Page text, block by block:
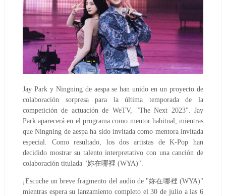
Jay Park y Ningning de aespa se han unido en un proyecto de
colaboración sorpresa para la última temporada de la
competición de actuación de WeTV, "The Next 2023". Jay
Park aparecerá en el programa como mentor habitual, mientras
que Ningning de aespa ha sido invitada como mentora invitada
especial. Como resultado, los dos artistas de K-Pop han
decidido mostrar su talento interpretativo con una canción de
colaboración titulada "妳在哪裡 (WYA)".
¡Escuche un breve fragmento del audio de "妳在哪裡 (WYA)"
mientras espera su lanzamiento completo el 30 de julio a las 6